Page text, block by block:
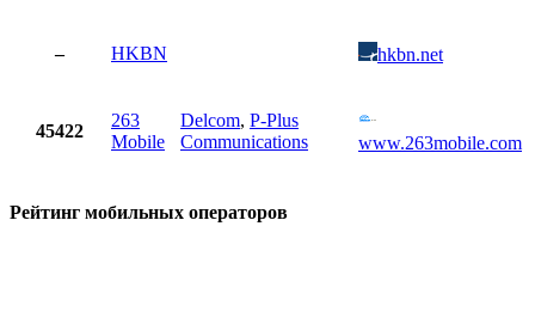
– HKBN hkbn.net
45422
263
Mobile
Delcom, P-Plus
Communications
www.263mobile.com
Рейтинг мобильных операторов